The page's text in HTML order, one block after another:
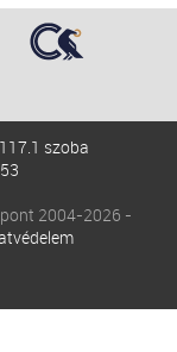
szoba
2004-2026 -